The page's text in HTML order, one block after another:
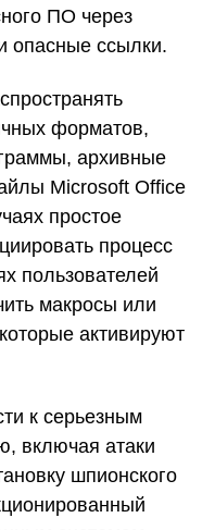
ПО через
опасные ссылки.
форматов,
архивные
Microsoft Office
простое
процесс
пользователей
макросы или
активируют
к серьезным
включая атаки
шпионского